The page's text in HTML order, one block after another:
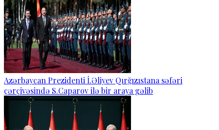
Azərbaycan Prezidenti İ.Əliyev Qırğızıstana səfəri
çərçivəsində S.Caparov ilə bir araya gəlib